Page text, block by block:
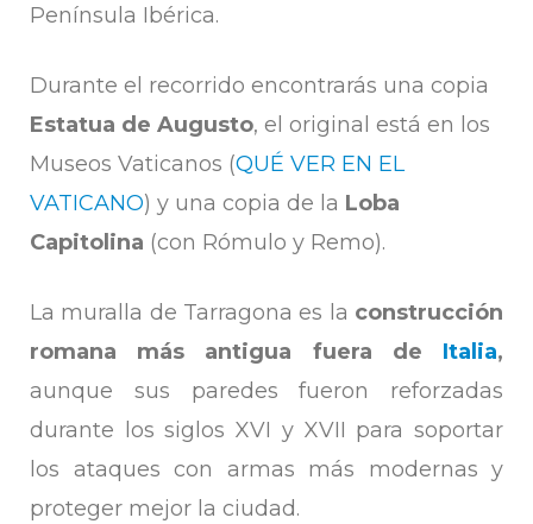
Península Ibérica.
Durante el recorrido encontrarás una copia
Estatua de Augusto, el original está en los
Museos Vaticanos (QUÉ VER EN EL
VATICANO) y una copia de la Loba
Capitolina (con Rómulo y Remo).
La muralla de Tarragona es la construcción
romana más antigua fuera de Italia,
aunque sus paredes fueron reforzadas
durante los siglos XVI y XVII para soportar
los ataques con armas más modernas y
proteger mejor la ciudad.